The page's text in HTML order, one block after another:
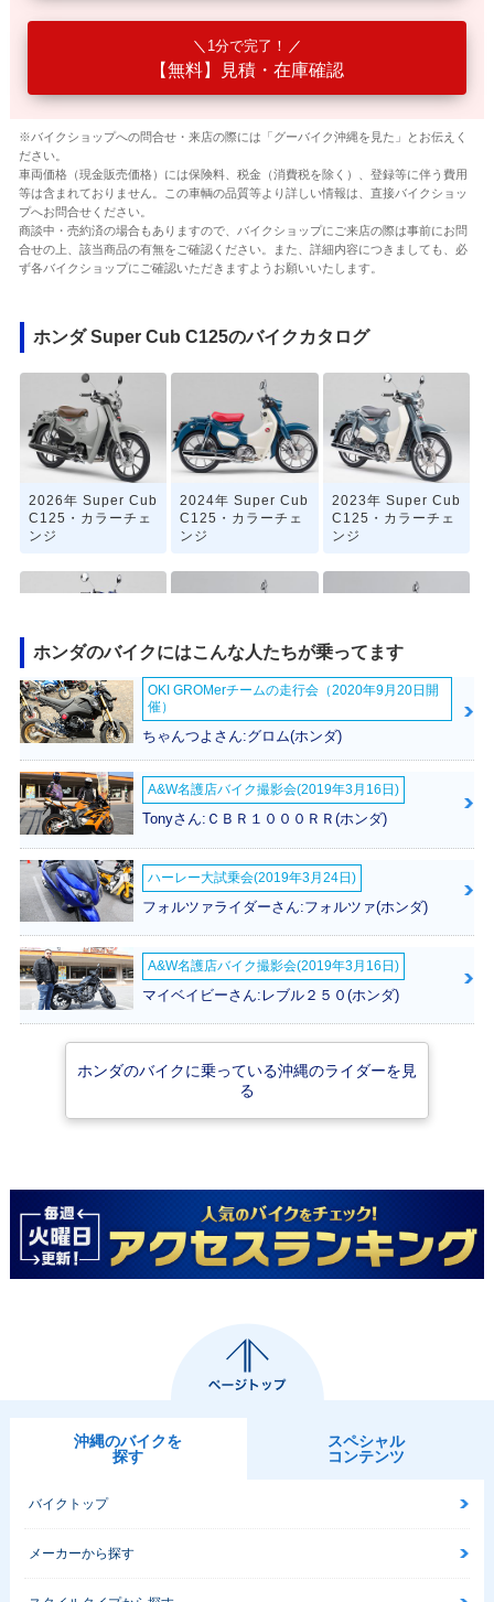
1分で完了！
【無料】見積・在庫確認
※バイクショップへの問合せ・来店の際には「グーバイク沖縄を見た」とお伝えく
ださい。
車両価格（現金販売価格）には保険料、税金（消費税を除く）、登録等に伴う費用
等は含まれておりません。この車輌の品質等より詳しい情報は、直接バイクショッ
プへお問合せください。
商談中・売約済の場合もありますので、バイクショップにご来店の際は事前にお問
合せの上、該当商品の有無をご確認ください。また、詳細内容につきましても、必
ず各バイクショップにご確認いただきますようお願いいたします。
ホンダ Super Cub C125のバイクカタログ
2026年 Super Cub
C125・カラーチェ
ンジ
2024年 Super Cub
C125・カラーチェ
ンジ
2023年 Super Cub
C125・カラーチェ
ンジ
2021年 Super Cub
C125・フルモデル
チェンジ
2020年 Super Cub
C125・カラーチェ
ンジ
2019年 Super Cub
C125・カラーチェ
ンジ
2018年 Super Cub
C125・新登場
Super Cub C12
5・その他
ホンダのバイクにはこんな人たちが乗ってます
OKI GROMerチームの走行会（2020年9月20日開
催）
ちゃんつよさん:グロム(ホンダ)
A&W名護店バイク撮影会(2019年3月16日)
Tonyさん:ＣＢＲ１０００ＲＲ(ホンダ)
ハーレー大試乗会(2019年3月24日)
フォルツァライダーさん:フォルツァ(ホンダ)
A&W名護店バイク撮影会(2019年3月16日)
マイベイビーさん:レブル２５０(ホンダ)
ホンダのバイクに乗っている沖縄のライダーを見
る
沖縄のバイクを
探す
スペシャル
コンテンツ
バイクトップ
メーカーから探す